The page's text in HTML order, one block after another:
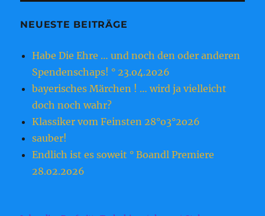
NEUESTE BEITRÄGE
Habe Die Ehre … und noch den oder anderen
Spendenschaps! ° 23.o4.2o26
bayerisches Märchen ! … wird ja vielleicht
doch noch wahr?
Klassiker vom Feinsten 28°o3°2o26
sauber!
Endlich ist es soweit ° Boandl Premiere
28.o2.2o26